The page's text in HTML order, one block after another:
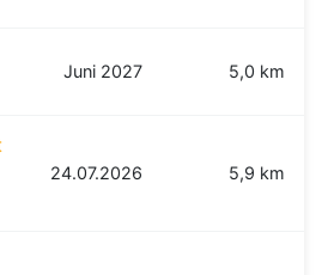
Juni 2027 5,0 km
24.07.2026 5,9 km